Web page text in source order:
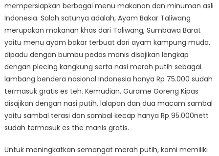
mempersiapkan berbagai menu makanan dan minuman asli
Indonesia. Salah satunya adalah, Ayam Bakar Taliwang
merupakan makanan khas dari Taliwang, Sumbawa Barat
yaitu menu ayam bakar terbuat dari ayam kampung muda,
dipadu dengan bumbu pedas manis disajikan lengkap
dengan plecing kangkung serta nasi merah putih sebagai
lambang bendera nasional Indonesia hanya Rp 75.000 sudah
termasuk gratis es teh. Kemudian, Gurame Goreng Kipas
disajikan dengan nasi putih, lalapan dan dua macam sambal
yaitu sambal terasi dan sambal kecap hanya Rp 95.000nett
sudah termasuk es the manis gratis.
Untuk meningkatkan semangat merah putih, kami memiliki